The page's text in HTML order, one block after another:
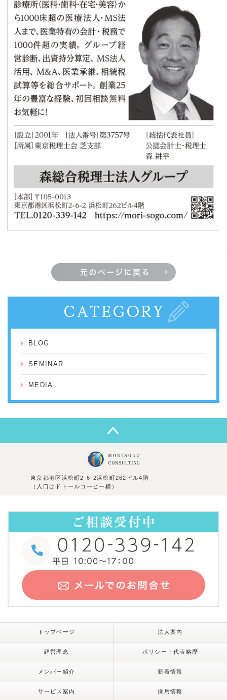
BLOG
SEMINAR
MEDIA
東京都港区浜松町2-6-2浜松町262ビル4階
（入口はドトールコーヒー横）
トップページ 法人案内
経営理念 ポリシー・代表略歴
メンバー紹介 新着情報
サービス案内 採用情報